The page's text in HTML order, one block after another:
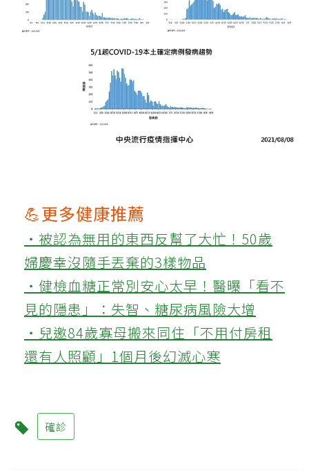
💪更多健康推薦
‧被認為無用的東西反幫了大忙！50歲
婦慶幸沒隨手丟棄的3樣物品
‧健檢血糖正常別安心太早！醫曝「看不
見的隱患」：失智、糖尿病風險大增
‧兒邀84歲寡母搬來同住「不用付房租
還有人照顧」1個月後幻滅心寒
確診